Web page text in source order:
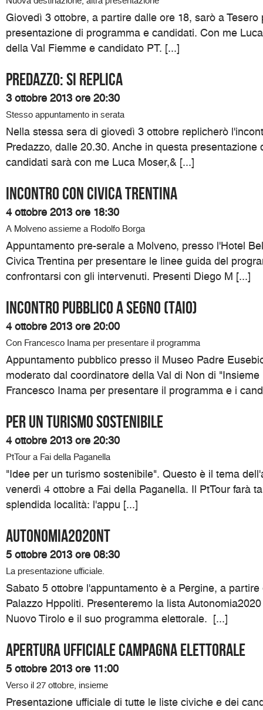
Giovedì 3 ottobre, a partire dalle ore 18, sarò a Tesero
presentazione di programma e candidati. Con me
della Val Fiemme e candidato PT. [...]
Predazzo: si replica
3 ottobre 2013 ore 20:30
Stesso appuntamento in serata
Nella stessa sera di giovedì 3 ottobre replicherò
Predazzo, dalle 20.30. Anche in questa presentazione
candidati sarà con me Luca Moser,& [...]
Incontro con Civica Trentina
4 ottobre 2013 ore 18:30
A Molveno assieme a Rodolfo Borga
Appuntamento pre-serale a Molveno, presso l'Hotel
Civica Trentina per presentare le linee guida del
confrontarsi con gli intervenuti. Presenti Diego M [...]
Incontro pubblico a Segno (Taio)
4 ottobre 2013 ore 20:00
Con Francesco Inama per presentare il programma
Appuntamento pubblico presso il Museo Padre
moderato dal coordinatore della Val di Non di
Francesco Inama per presentare il programma e i
Per un turismo sostenibile
4 ottobre 2013 ore 20:30
PtTour a Fai della Paganella
"Idee per un turismo sostenibile". Questo è il tema
venerdì 4 ottobre a Fai della Paganella. Il PtTour farà
splendida località: l'appu [...]
Autonomia2020NT
5 ottobre 2013 ore 08:30
La presentazione ufficiale.
Sabato 5 ottobre l'appuntamento è a Pergine, a
Palazzo Hppoliti. Presenteremo la lista
Nuovo Tirolo e il suo programma elettorale. [...]
Apertura ufficiale campagna elettorale
5 ottobre 2013 ore 11:00
Verso il 27 ottobre, insieme
Presentazione ufficiale di tutte le liste civiche e dei